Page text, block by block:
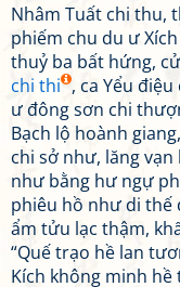
Nhâm Tuất chi thu,
phiếm chu du ư
thuỷ ba bất hứng,
chi thi , ca Yểu
ư đông sơn chi
Bạch lộ hoành
chi sở như, lăng
như bằng hư ngự
phiêu hồ như di thế
ẩm tửu lạc thậm,
“Quế trạo hề lan
Kích không minh